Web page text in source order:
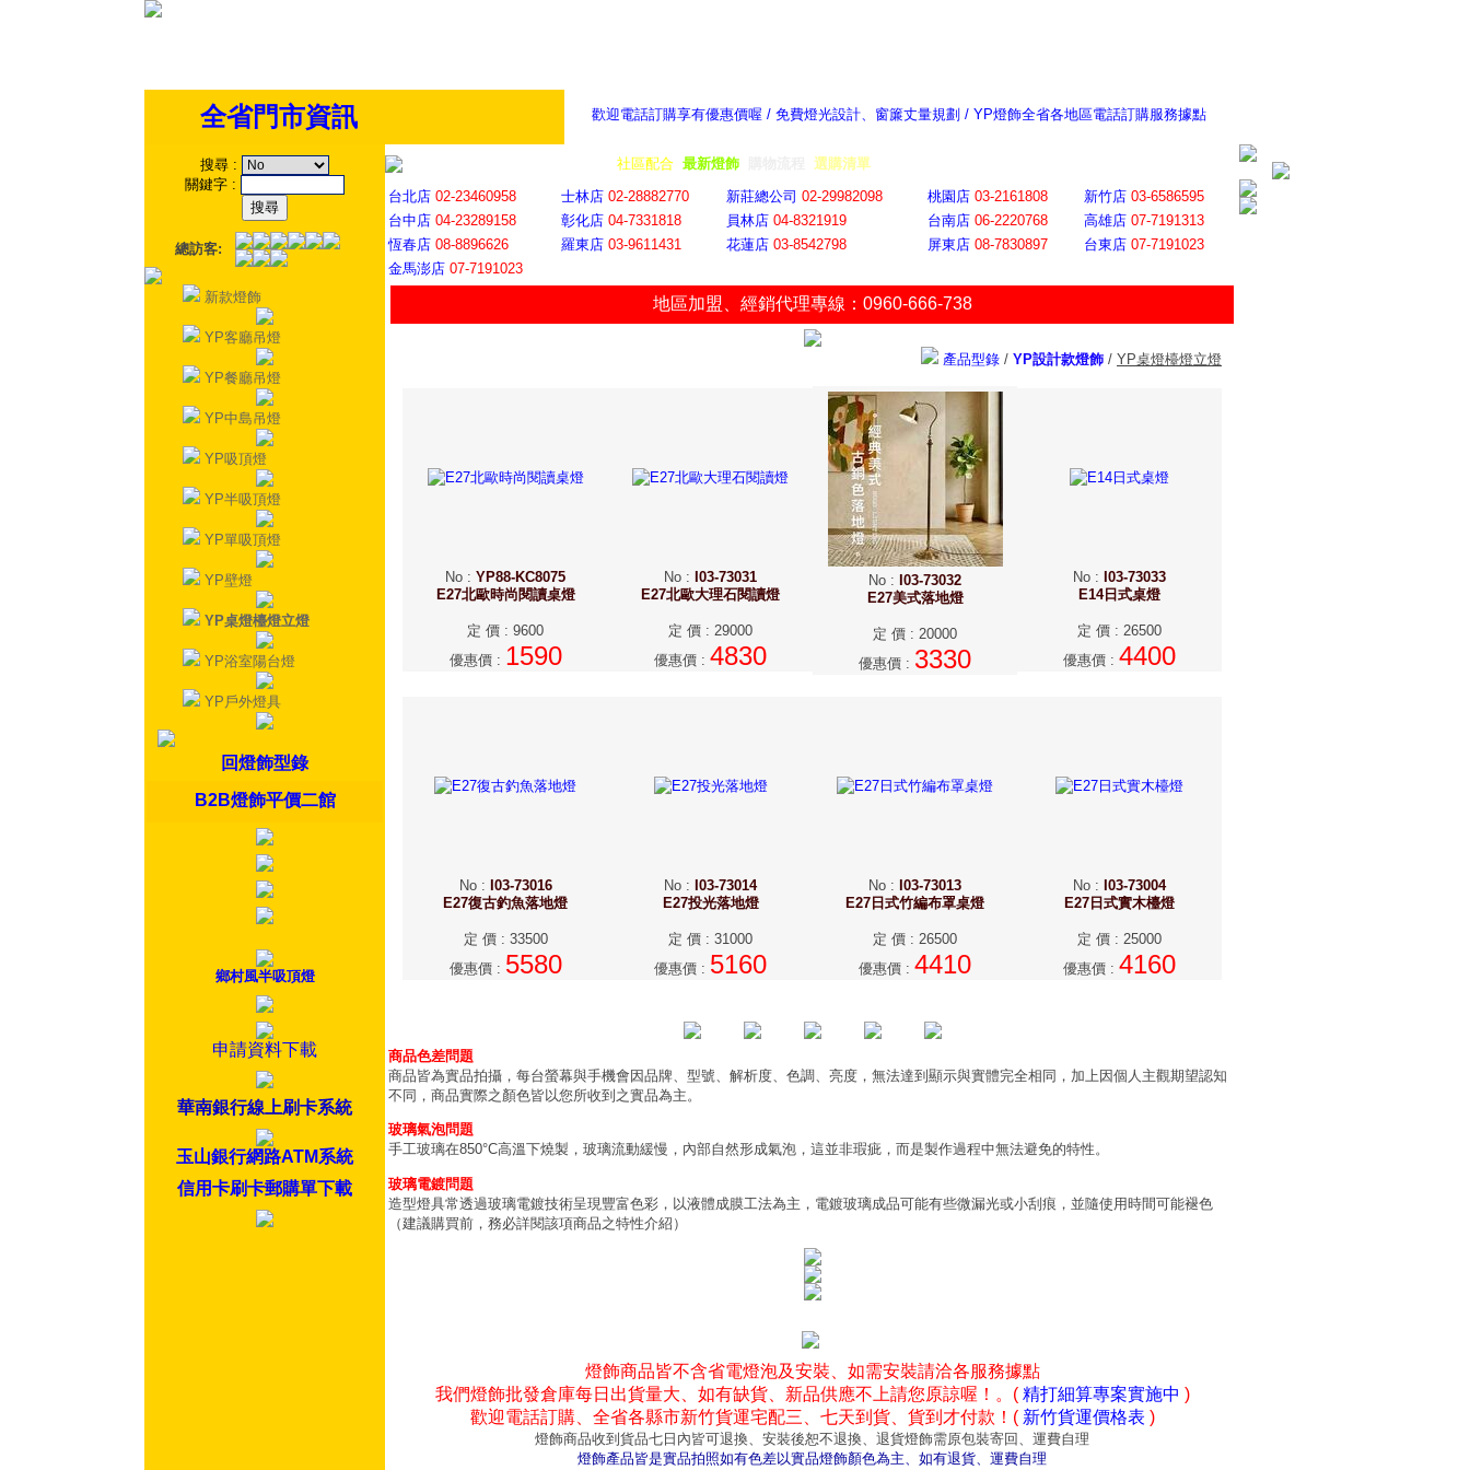
歡迎電話訂購享有優惠價喔 / 免費燈光設計、窗簾丈量規劃 / YP燈飾全省各地區電話訂購服務據點
全省門市資訊
搜尋 :
關鍵字 :
總訪客:
新款燈飾
YP客廳吊燈
YP餐廳吊燈
YP中島吊燈
YP吸頂燈
YP半吸頂燈
YP單吸頂燈
YP壁燈
YP桌燈檯燈立燈
YP浴室陽台燈
YP戶外燈具
回燈飾型錄
B2B燈飾平價二館
鄉村風半吸頂燈
申請資料下載
華南銀行線上刷卡系統
玉山銀行網路ATM系統
信用卡刷卡郵購單下載
社區配合 最新燈飾 選購清單
台北店 02-23460958 士林店 02-28882770 新莊總公司 02-29982098 桃園店 03-2161808 新竹店 03-6586595
台中店 04-23289158 彰化店 04-7331818 員林店 04-8321919 台南店 06-2220768 高雄店 07-7191313
恆春店 08-8896626 羅東店 03-9611431 花蓮店 03-8542798 屏東店 08-7830897 台東店 07-7191023
金馬澎店 07-7191023
地區加盟 經銷代理專線：0960-666-738
產品型錄 / YP設計款燈飾 / YP桌燈檯燈立燈
No : YP88-KC8075
E27北歐時尚閱讀桌燈
定 價 : 9600
優惠價: 1590
No : I03-73031
E27北歐大理石閱讀燈
定 價 : 29000
優惠價 : 4830
No : I03-73032
E27美式落地燈
定 價 : 20000
優惠價 : 3330
No : I03-73033
E14日式桌燈
定 價 : 26500
優惠價 : 4400
No: I03-73016
E27復古釣魚落地燈
定 價: 33500
優惠價: 5580
No : I03-73014
E27投光落地燈
定 價 : 31000
優惠價 : 5160
No : I03-73013
E27日式竹編布罩桌燈
定 價 : 26500
優惠價 : 4410
No : I03-73004
E27日式實木檯燈
定 價 : 25000
優惠價 : 4160
商品色差問題
商品皆為實品拍攝，每台螢幕與手機會因品牌、型號、解析度、色調、亮度，無法達到顯示與實體完全相同，加上因個人主觀期望認知
不同，商品實際之顏色皆以您所收到之實品為主。
玻璃氣泡問題
手工玻璃在850°C高溫下燒製，玻璃流動緩慢，內部自然形成氣泡，這並非瑕疵，而是製作過程中無法避免的特性。
玻璃電鍍問題
造型燈具常透過玻璃電鍍技術呈現豐富色彩，以液體成膜工法為主，電鍍玻璃成品可能有些微漏光或小刮痕，並隨使用時間可能褪色
（建議購買前，務必詳閱該項商品之特性介紹）
燈飾商品皆不含省電燈泡及安裝、如需安裝請洽各服務據點
我們燈飾批發倉庫每日出貨量大、如有缺貨、新品供應不上請您原諒喔！。( 精打細算專案實施中 )
歡迎電話訂購、全省各縣市新竹貨運宅配三、七天到貨、貨到才付款！( 新竹貨運價格表 )
燈飾商品收到貨品七日內皆可退換、安裝後恕不退換、退貨燈飾需原包裝寄回、運費自理
燈飾產品皆是實品拍照如有色差以實品燈飾顏色為主、如有退貨、運費自理